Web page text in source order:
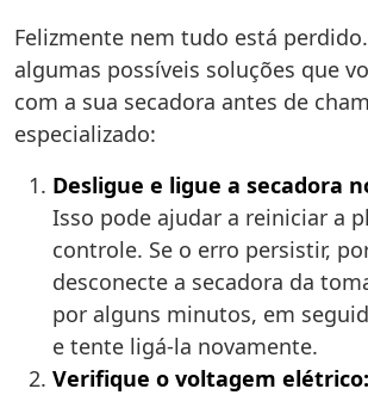
Felizmente nem tudo está
algumas possíveis soluções que
com a sua secadora antes de
especializado:
Desligue e ligue a secadora
Isso pode ajudar a reiniciar a
controle. Se o erro persistir,
desconecte a secadora da
por alguns minutos, em
e tente ligá-la novamente.
Verifique o voltagem elétrico: